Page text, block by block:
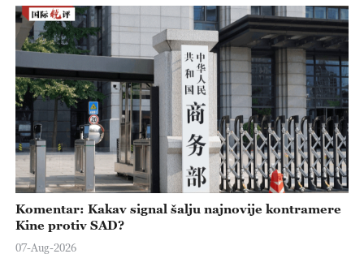
Komentar: Kakav signal šalju najnovije kontramere
Kine protiv SAD?
07-Aug-2026